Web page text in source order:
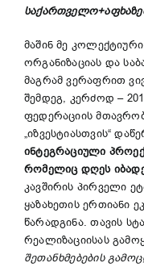
მაშინ მე
ორგანიზაციას და
მაგრამ ვერაფრით
შემდეგ, კერძოდ –
ფედერაციის
„იზვესტიასთვის“
ინტეგრაციული
რომელიც დღეს
კავშირის პირველი
ყაზახეთის ერთიანი
წარადგინა. თავის
რეალიზაციისას
შეთანხმებების